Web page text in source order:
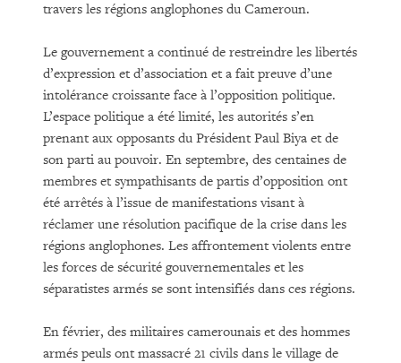
travers les régions anglophones du Cameroun.
Le gouvernement a continué de restreindre les libertés
d’expression et d’association et a fait preuve d’une
intolérance croissante face à l’opposition politique.
L’espace politique a été limité, les autorités s’en
prenant aux opposants du Président Paul Biya et de
son parti au pouvoir. En septembre, des centaines de
membres et sympathisants de partis d’opposition ont
été arrêtés à l’issue de manifestations visant à
réclamer une résolution pacifique de la crise dans les
régions anglophones. Les affrontement violents entre
les forces de sécurité gouvernementales et les
séparatistes armés se sont intensifiés dans ces régions.
En février, des militaires camerounais et des hommes
armés peuls ont massacré 21 civils dans le village de